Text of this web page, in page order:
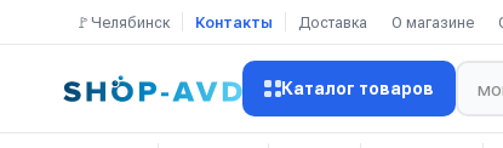
🚩Челябинск Контакты Доставка О магазине
Каталог товаров